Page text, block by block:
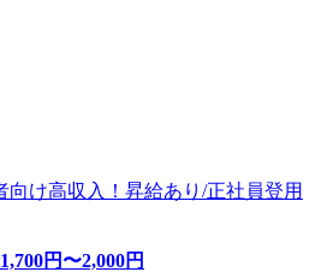
向け高収入！昇給あり/正社員登用
1,700円〜2,000円